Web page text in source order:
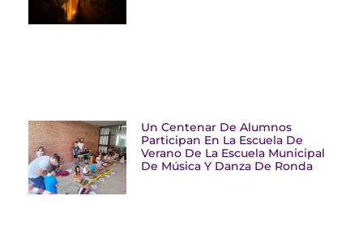
Un Centenar De Alumnos
Participan En La Escuela De
Verano De La Escuela Municipal
De Música Y Danza De Ronda